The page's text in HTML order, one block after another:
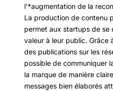
l’*augmentation de la
La production de contenu
permet aux startups de se
valeur à leur public. Grâce
des publications sur les
possible de communiquer
la marque de manière
messages bien élaborés